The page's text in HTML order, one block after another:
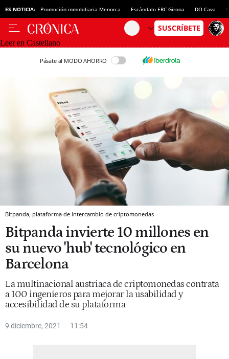
ES NOTICIA: Promoción inmobiliaria Menorca Escándalo ERC Girona DO Cava
Leer en Castellano
Pásate al MODO AHORRO
Bitpanda, plataforma de intercambio de criptomonedas
Bitpanda invierte 10 millones en
su nuevo 'hub' tecnológico en
Barcelona
La multinacional austriaca de criptomonedas contrata
a 100 ingenieros para mejorar la usabilidad y
accesibilidad de su plataforma
9 diciembre, 2021 11:54